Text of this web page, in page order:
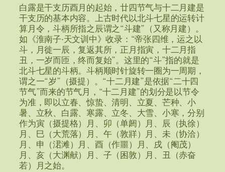
白露是干支历酉月的起始，廿四节气与十二月建是
干支历的基本内容。上古时代以北斗七星的运转计
算月令，斗柄所指之辰谓之“斗建”（又称月建）。
如《淮南子·天文训中》收录：“帝张四维，运之以
斗，月徙一辰，复返其所，正月指寅，十二月指
丑，一岁而匝，终而复始”。这里的“斗”指的就是
北斗七星的斗柄。斗柄顺时针旋转一圈为一周期，
谓之一“岁”（摄提）。“十二月建”是依据“二十四
节气”而来的节气月，“十二月建”的划分是以节令
为准，即以立春、惊蛰、清明、立夏、芒种、小
暑、立秋、白露、寒露、立冬、大雪、小寒，分别
作为寅（摄提格）月、卯（单阏）月、辰（执徐）
月、巳（大荒落）月、午（敦牂）月、未（协洽）
月、申（涒滩）月、酉（作噩）月、戌（阉茂）
月、亥（大渊献）月、子（困敦）月、丑（赤奋
若）月之始。